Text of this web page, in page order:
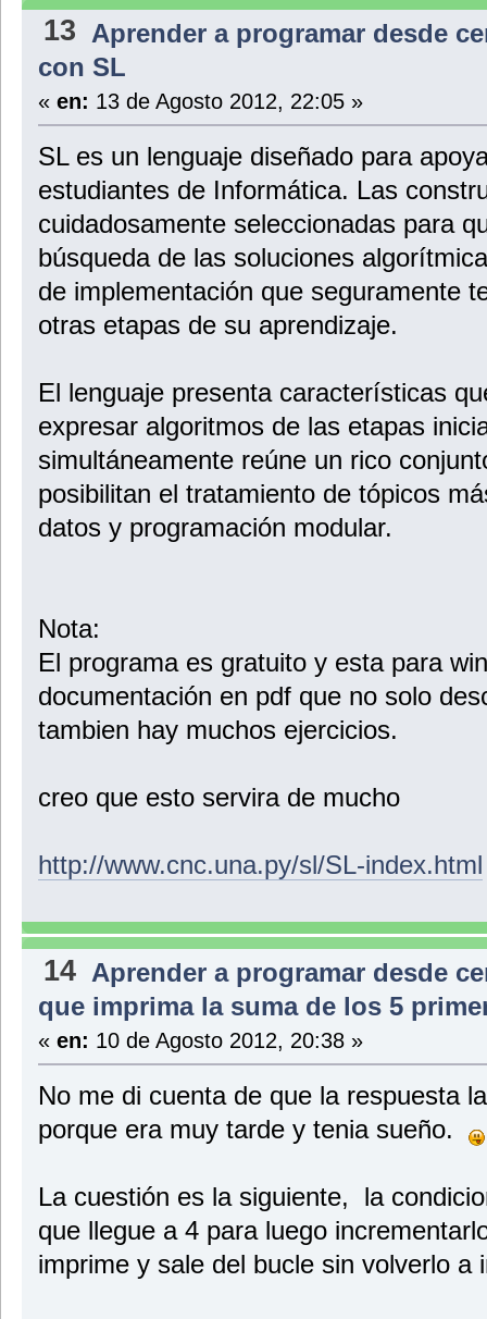
13 Aprender a programar desde
con SL
« en: 13 de Agosto 2012, 22:05 »
SL es un lenguaje diseñado para
estudiantes de Informática. Las
cuidadosamente seleccionadas para
búsqueda de las soluciones
de implementación que seguramente
otras etapas de su aprendizaje.
El lenguaje presenta características
expresar algoritmos de las etapas
simultáneamente reúne un rico
posibilitan el tratamiento de tópicos
datos y programación modular.
Nota:
El programa es gratuito y esta para
documentación en pdf que no solo
tambien hay muchos ejercicios.
creo que esto servira de mucho
http://www.cnc.una.py/sl/SL-index.html
14 Aprender a programar desde
que imprima la suma de los 5
« en: 10 de Agosto 2012, 20:38 »
No me di cuenta de que la respuesta
porque era muy tarde y tenia sueño.
La cuestión es la siguiente, la
que llegue a 4 para luego
imprime y sale del bucle sin volverlo a